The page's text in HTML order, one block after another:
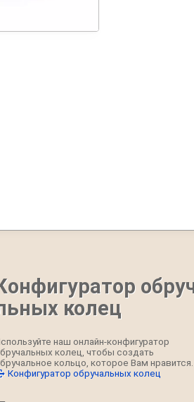
колец
наш онлайн-конфигуратор
колец, чтобы создать
кольцо, которое Вам нравится.
Конфигуратор обручальных колец